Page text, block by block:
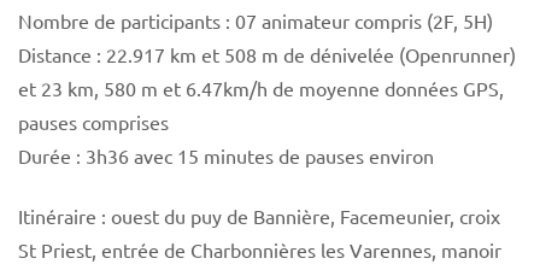
Nombre de participants : 07 animateur compris (2F, 5H)
Distance : 22.917 km et 508 m de dénivelée (Openrunner)
et 23 km, 580 m et 6.47km/h de moyenne données GPS,
pauses comprises
Durée : 3h36 avec 15 minutes de pauses environ
Itinéraire : ouest du puy de Bannière, Facemeunier, croix
St Priest, entrée de Charbonnières les Varennes, manoir